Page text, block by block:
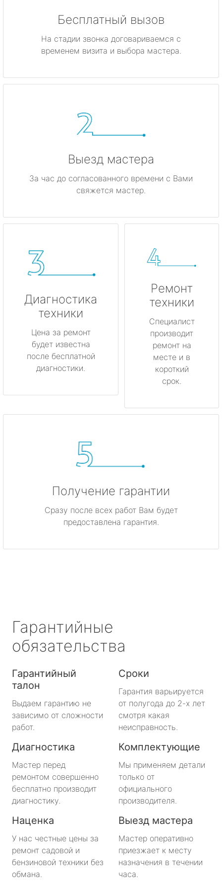
Бесплатный вызов
На стадии звонка договариваемся с
временем визита и выбора мастера.
Выезд мастера
За час до согласованного времени с Вами
свяжется мастер.
Диагностика
техники
Цена за ремонт
будет известна
после бесплатной
диагностики.
Ремонт
техники
Специалист
производит
ремонт на
месте и в
короткий
срок.
Получение гарантии
Сразу после всех работ Вам будет
предоставлена гарантия.
Гарантийные
обязательства
Гарантийный
талон
Выдаем гарантию не
зависимо от сложности
работ.
Сроки
Гарантия варьируется
от полугода до 2-х лет
смотря какая
неисправность.
Диагностика
Мастер перед
ремонтом совершенно
бесплатно производит
диагностику.
Комплектующие
Мы применяем детали
только от
официального
производителя.
Наценка
У нас честные цены за
ремонт садовой и
бензиновой техники без
обмана.
Выезд мастера
Мастер оперативно
приезжает к месту
назначения в течении
часа.